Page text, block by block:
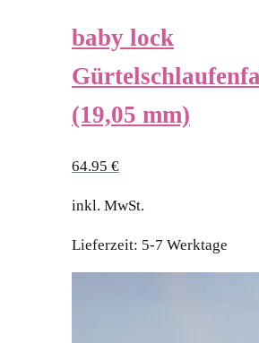
baby lock
(19,05 mm)
64.95 €
inkl. MwSt.
Lieferzeit: 5-7 Werktage